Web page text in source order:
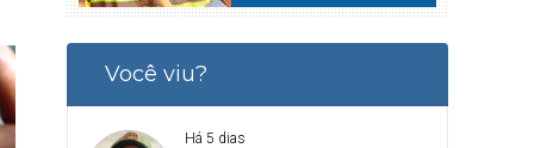
Você viu?
Há 5 dias